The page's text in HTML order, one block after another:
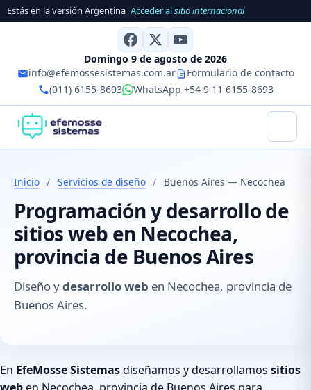
Estás en la versión Argentina|Acceder alsitio internacional
Domingo 9 de agosto de 2026
info@efemossesistemas.com.ar
Formulario de contacto
(011) 6155-8693
WhatsApp +54 9 11 6155-8693
Inicio / Servicios de diseño / Buenos Aires — Necochea
Programación y desarrollo de
sitios web en Necochea,
provincia de Buenos Aires
Diseño ydesarrollo web en Necochea, provincia de
Buenos Aires.
En EfeMosse Sistemasdiseñamos y desarrollamos sitios